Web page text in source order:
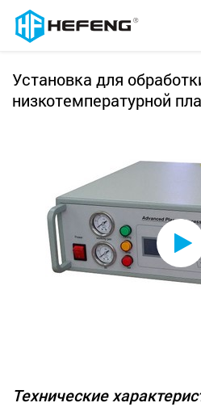
Установка для
низкотемпературной
Технические